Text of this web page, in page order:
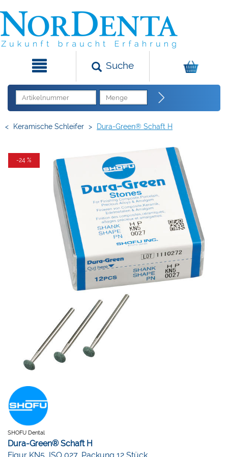
Suche
< Keramische Schleifer > Dura-Green® Schaft H
-24 %
SHOFU Dental
Dura-Green® Schaft H